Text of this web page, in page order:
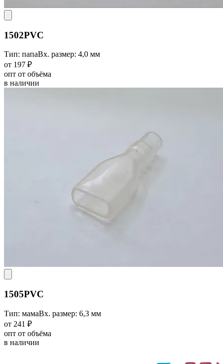
1502PVC
Тип: папаВх. размер: 4,0 мм
от 197 ₽
опт от объёма
в наличии
1505PVC
Тип: мамаВх. размер: 6,3 мм
от 241 ₽
опт от объёма
в наличии